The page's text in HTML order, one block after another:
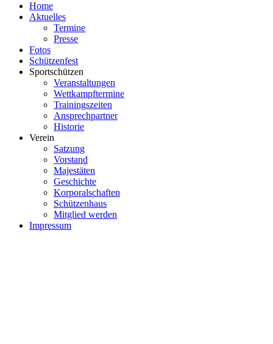
Home
Aktuelles
Termine
Presse
Fotos
Schützenfest
Sportschützen
Veranstaltungen
Wettkampftermine
Trainingszeiten
Ansprechpartner
Historie
Verein
Satzung
Vorstand
Majestäten
Geschichte
Korporalschaften
Schützenhaus
Mitglied werden
Impressum